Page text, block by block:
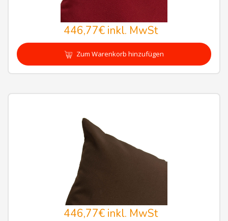
446,77€inkl. MwSt
Zum Warenkorb hinzufügen
446,77€inkl. MwSt